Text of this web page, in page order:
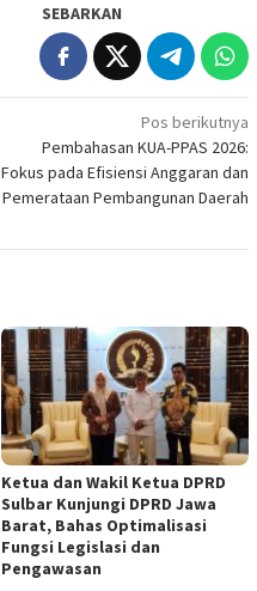
SEBARKAN
Pos berikutnya
Pembahasan KUA-PPAS 2026:
Fokus pada Efisiensi Anggaran dan
Pemerataan Pembangunan Daerah
Ketua dan Wakil Ketua DPRD
Sulbar Kunjungi DPRD Jawa
Barat, Bahas Optimalisasi
Fungsi Legislasi dan
Pengawasan